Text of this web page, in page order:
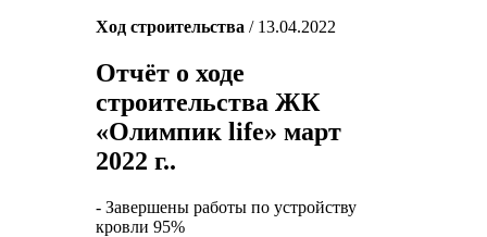
Ход строительства / 13.04.2022
Отчёт о ходе
строительства ЖК
«Олимпик life» март
2022 г..
- Завершены работы по устройству
кровли 95%